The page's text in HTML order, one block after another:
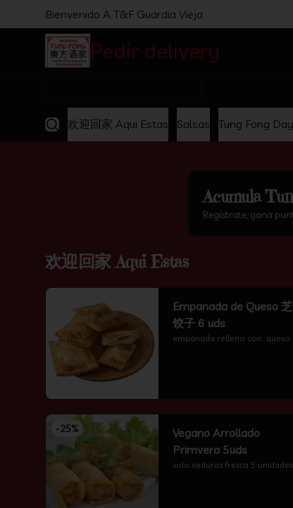
Bienvenido A T&F Guardia Vieja
Pedir delivery
欢迎回家 Aqui Estas Salsas Tung Fong
Acumula
Regístrate, gana
欢迎回家 Aqui Estas
Empanada de Queso
饺子 6 uds
empanada relleno con  queso
-25%
Vegano Arrollado
Primvera 5uds
solo veduras fresca 5 unidades